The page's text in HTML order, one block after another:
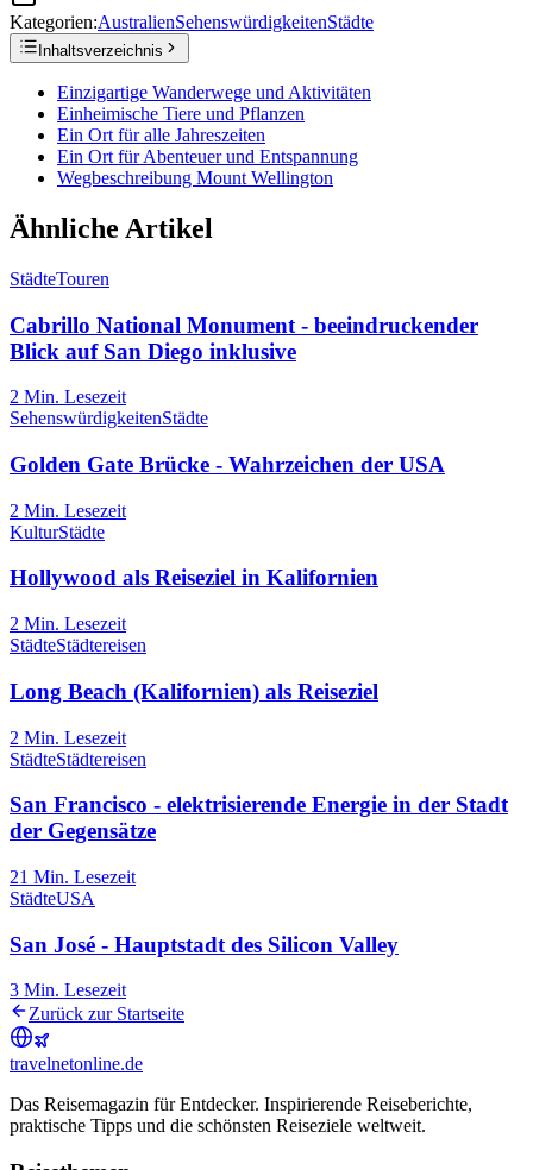
Kategorien:AustralienSehenswürdigkeitenStädte
Inhaltsverzeichnis
Einzigartige Wanderwege und Aktivitäten
Einheimische Tiere und Pflanzen
Ein Ort für alle Jahreszeiten
Ein Ort für Abenteuer und Entspannung
Wegbeschreibung Mount Wellington
Ähnliche Artikel
StädteTouren
Cabrillo National Monument - beeindruckender
Blick auf San Diego inklusive
2 Min. Lesezeit
SehenswürdigkeitenStädte
Golden Gate Brücke - Wahrzeichen der USA
2 Min. Lesezeit
KulturStädte
Hollywood als Reiseziel in Kalifornien
2 Min. Lesezeit
StädteStädtereisen
Long Beach (Kalifornien) als Reiseziel
2 Min. Lesezeit
StädteStädtereisen
San Francisco - elektrisierende Energie in der Stadt
der Gegensätze
21 Min. Lesezeit
StädteUSA
San José - Hauptstadt des Silicon Valley
3 Min. Lesezeit
Zurück zur Startseite
travelnetonline.de
Das Reisemagazin für Entdecker. Inspirierende Reiseberichte,
praktische Tipps und die schönsten Reiseziele weltweit.